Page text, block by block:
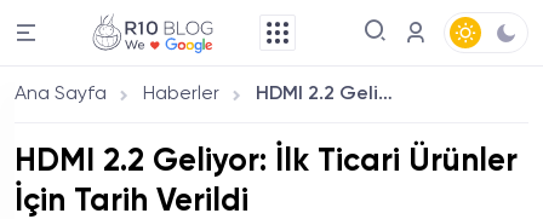
Ana Sayfa Haberler HDMI 2.2 Geliyor: İlk Ticari Ürünler İçin Tarih Verildi
HDMI 2.2 Geliyor: İlk Ticari Ürünler
İçin Tarih Verildi